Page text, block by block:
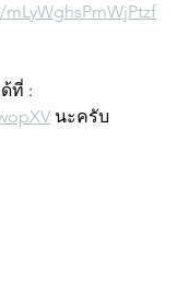
ที่ :
นะครับ